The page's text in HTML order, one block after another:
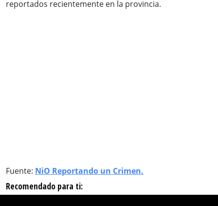
reportados recientemente en la provincia.
Fuente: NiO Reportando un Crimen.
Recomendado para ti: